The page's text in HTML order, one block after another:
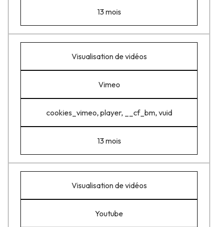
13 mois
Visualisation de vidéos
Vimeo
cookies_vimeo, player, __cf_bm, vuid
13 mois
Visualisation de vidéos
Youtube